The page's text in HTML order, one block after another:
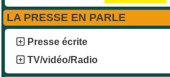
LA PRESSE EN PARLE
Presse écrite
TV/vidéo/Radio